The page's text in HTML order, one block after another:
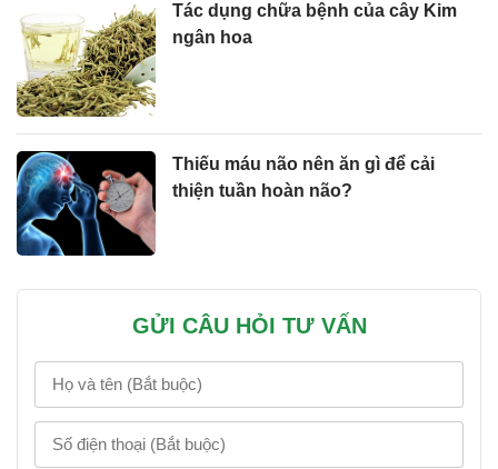
Tác dụng chữa bệnh của cây Kim
ngân hoa
Thiếu máu não nên ăn gì để cải
thiện tuần hoàn não?
GỬI CÂU HỎI TƯ VẤN